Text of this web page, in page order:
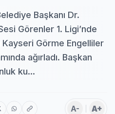
Başkanı Dr.
Görenler 1. Ligi’nde
Görme Engelliler
ağırladı. Başkan
ku...
A- A+